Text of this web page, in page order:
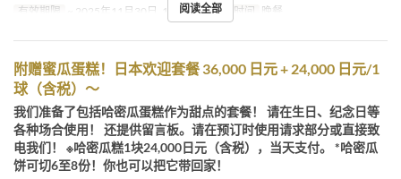
有效期限 ~ 2025年11月30日, 1月1日 ~ 进餐时间 晚餐
阅读全部
附赠蜜瓜蛋糕！日本欢迎套餐 36,000 日元 + 24,000 日元/1
球（含税）～
我们准备了包括哈密瓜蛋糕作为甜点的套餐！ 请在生日、纪念日等
各种场合使用！ 还提供留言板。请在预订时使用请求部分或直接致
电我们！ ※哈密瓜糕1块24,000日元（含税），当天支付。 *哈密瓜
饼可切6至8份！你也可以把它带回家！